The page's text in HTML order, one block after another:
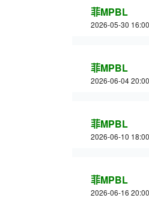
菲MPBL
2026-05-30 16:00
菲MPBL
2026-06-04 20:00
菲MPBL
2026-06-10 18:00
菲MPBL
2026-06-16 20:00